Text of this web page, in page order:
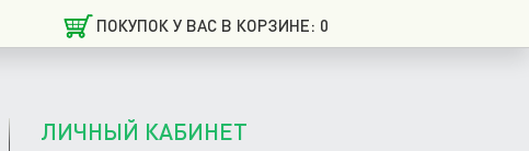
ПОКУПОК У ВАС В КОРЗИНЕ: 0
ЛИЧНЫЙ КАБИНЕТ